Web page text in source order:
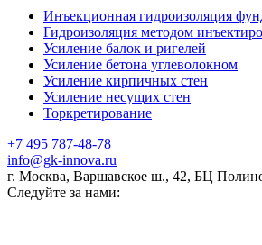
Инъекционная гидроизоляция
Гидроизоляция методом
Усиление балок и ригелей
Усиление бетона углеволокном
Усиление кирпичных стен
Усиление несущих стен
Торкретирование
+7 495 787-48-78
info@gk-innova.ru
г. Москва, Варшавское ш., 42, БЦ
Следуйте за нами: